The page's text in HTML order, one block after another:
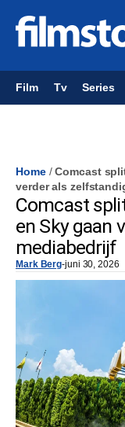
Film Tv Series
Home/Comcast
verder als
Comcast
en Sky gaan
mediabedrijf
Mark Berg-juni 30, 2026